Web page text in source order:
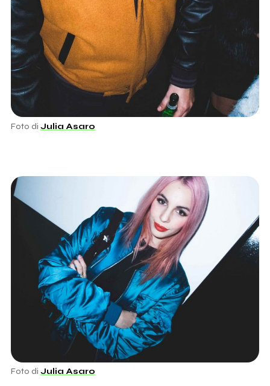
Foto di Julia Asaro
Foto di Julia Asaro